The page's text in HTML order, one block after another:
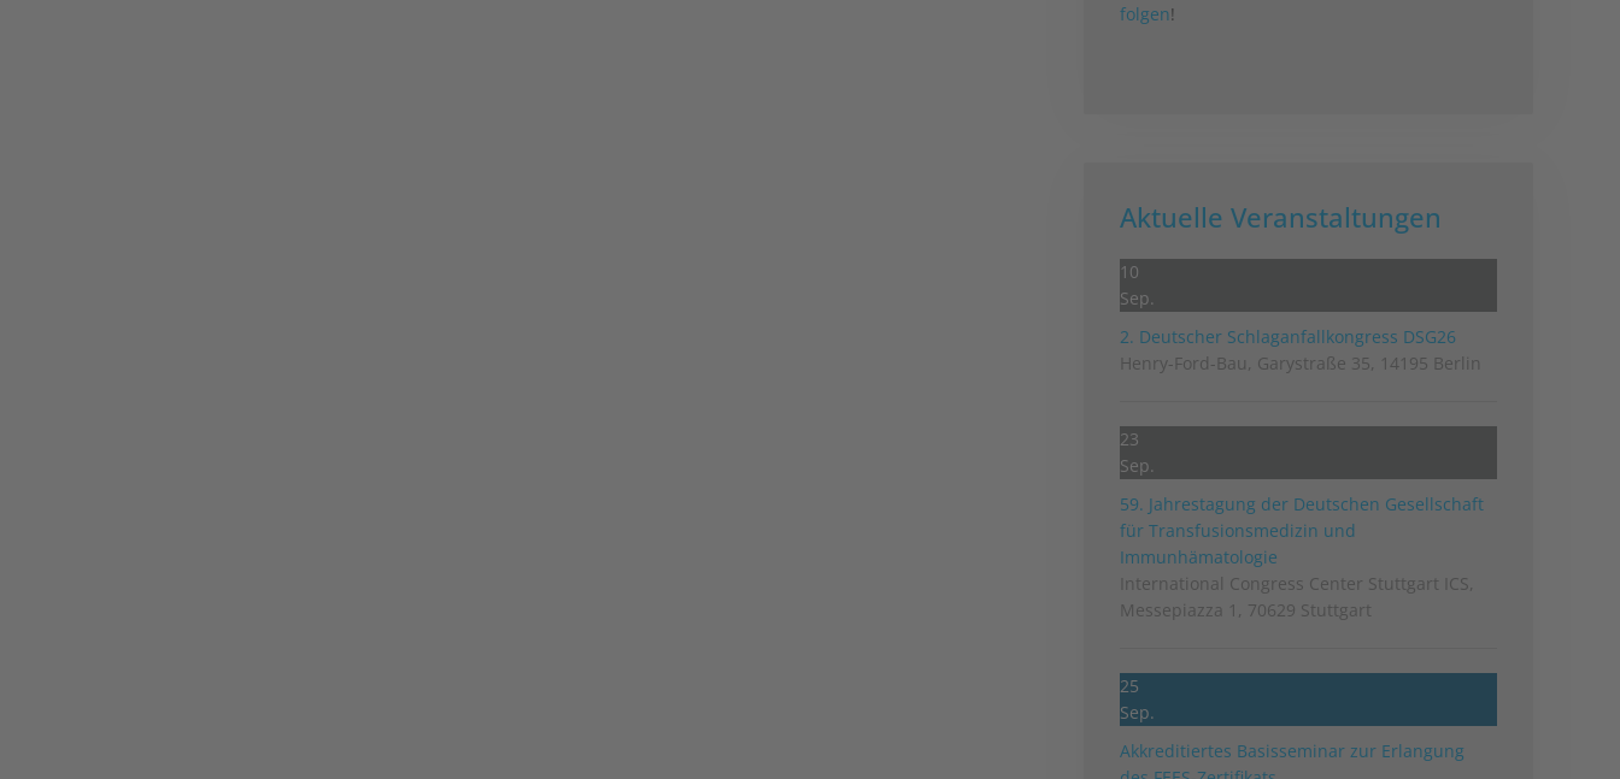
folgen!
Aktuelle Veranstaltungen
10
Sep.
2. Deutscher Schlag­anfall­kongress DSG26
Henry-Ford-Bau, Garystraße 35, 14195 Berlin
23
Sep.
59. Jahrestagung der Deutschen Gesellschaft
für Transfusionsmedizin und
Immunhämatologie
International Congress Center Stuttgart ICS,
Messepiazza 1, 70629 Stuttgart
25
Sep.
Akkreditiertes Basisseminar zur Erlangung